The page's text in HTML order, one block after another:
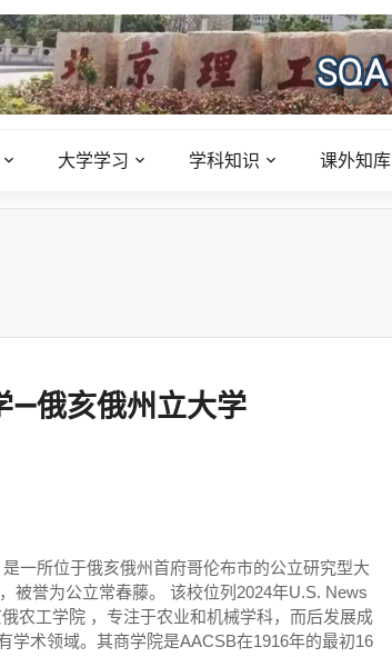
大学学习 学科知识 课外知库
—俄亥俄州立大学
一所位于俄亥俄州首府哥伦布市的公立研究型大
被誉为公立常春藤。 该校位列2024年U.S. News
农工学院 ，专注于农业和机械学科，而后发展成
学术领域。其商学院是AACSB在1916年的最初16